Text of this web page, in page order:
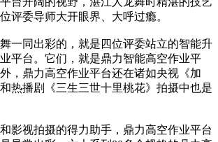
评委导师大开眼界、大呼过瘾。
一同出彩的，就是四位评委站立的智能升
平台。它们，就是鼎力智能高空作业平
，鼎力高空作业平台还在诸如央视《加
热播剧《三生三世十里桃花》拍摄中也是
影视拍摄的得力助手，鼎力高空作业平台